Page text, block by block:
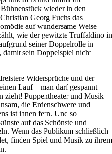
wieder in den
Georg Fuchs das
auf wundersame Weise
wie der gewitzte Truffaldino in
seiner Doppelrolle in
damit sein Doppelspiel nicht
Widersprüche und der
Lauf – man darf gespannt
zieht! Puppentheater und Musik
die Erdenschwere und
ist ihnen fern. Und so
auf das Schönste und
Wenn das Publikum schließlich
finden Spiel und Musik zu ihrem